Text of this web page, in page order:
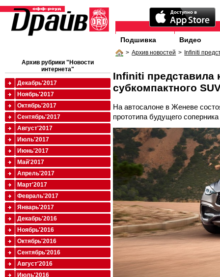
Подшивка Видео
> Архив новостей > Infiniti
Infiniti представила
субкомпактного
На автосалоне в Женеве
прототипа будущего
Архив рубрики "Новости
интернета"
Декабрь'2017
Ноябрь'2017
Октябрь'2017
Сентябрь'2017
Август'2017
Июль'2017
Июнь'2017
Май'2017
Апрель'2017
Март'2017
Февраль'2017
Январь'2017
Декабрь'2016
Ноябрь'2016
Октябрь'2016
Сентябрь'2016
Август'2016
Июль'2016